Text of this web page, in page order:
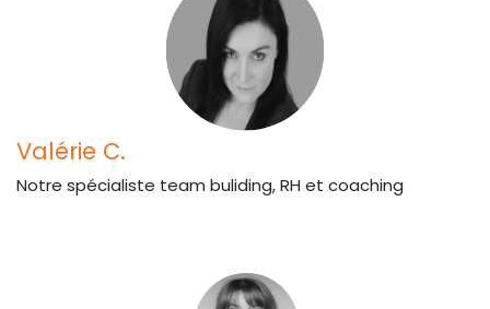
Valérie C.
Notre spécialiste team buliding, RH et coaching